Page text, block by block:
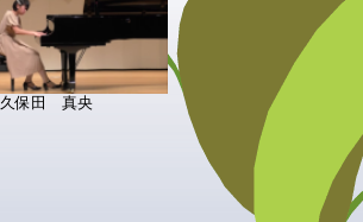
久保田 真央